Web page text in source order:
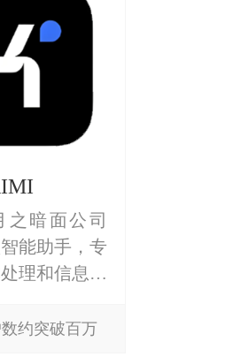
之暗面公司
能助手，专
理和信息处
在阅读、写
约突破百万